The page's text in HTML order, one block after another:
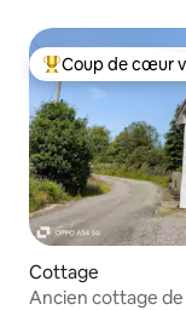
Coups de cœur
Coup de cœur
Cottage
Ancien cottage de